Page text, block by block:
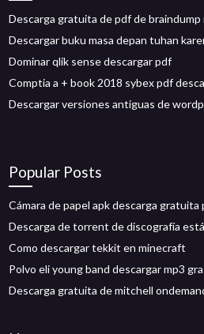
Descarga gratuita de pdf de
Descargar buku masa depan tuhan
Dominar qlik sense descargar pdf
Comptia a + book 2018 sybex pdf
Descargar versiones antiguas de
Popular Posts
Cámara de papel apk descarga gratuita
Descarga de torrent de discografía
Como descargar tekkit en minecraft
Polvo eli young band descargar mp3
Descarga gratuita de mitchell